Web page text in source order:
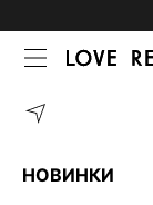
НОВИНКИ
ГЛАВНАЯ